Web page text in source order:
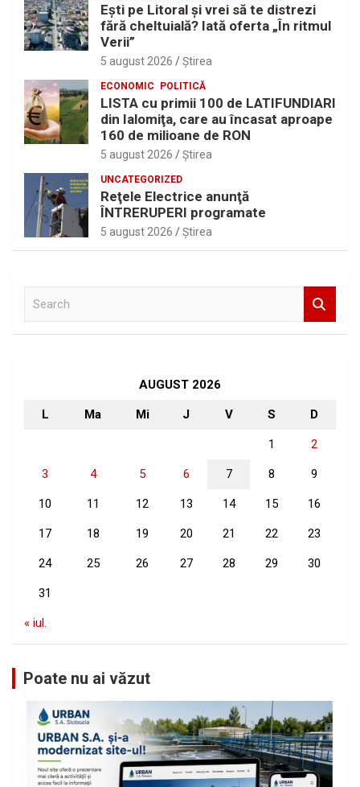
Eşti pe Litoral şi vrei să te distrezi
fără cheltuială? Iată oferta „În ritmul
Verii”
5 august 2026 Ştirea
ECONOMIC POLITICĂ
LISTA cu primii 100 de LATIFUNDIARI
din Ialomiţa, care au încasat aproape
160 de milioane de RON
5 august 2026 Ştirea
UNCATEGORIZED
Reţele Electrice anunţă
ÎNTRERUPERI programate
5 august 2026 Ştirea
AUGUST 2026
L Ma Mi J V S D
1 2
3 4 5 6 7 8 9
10 11 12 13 14 15 16
17 18 19 20 21 22 23
24 25 26 27 28 29 30
31
« iul.
Poate nu ai văzut